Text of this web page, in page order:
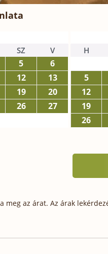
SZ V
5
6
12
13
19
20
26
27
H
5
12
19
26
meg az árat. Az árak